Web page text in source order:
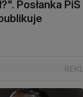
Posłanka PiS